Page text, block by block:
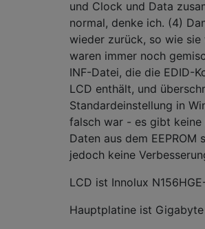
und Clock und Data
normal, denke ich. (4)
wieder zurück, so wie sie
waren immer noch
INF-Datei, die die EDID-
LCD enthält, und
Standardeinstellung in
falsch war - es gibt
Daten aus dem EEPROM
jedoch keine
LCD ist Innolux
Hauptplatine ist